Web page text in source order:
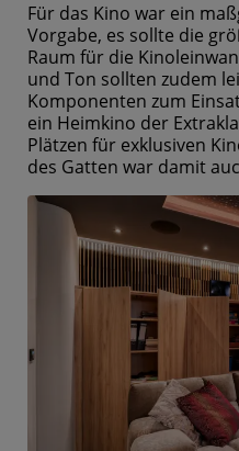
Für das Kino war ein
Vorgabe, es sollte die
Raum für die
und Ton sollten zudem
Komponenten zum
ein Heimkino der
Plätzen für exklusiven
des Gatten war damit